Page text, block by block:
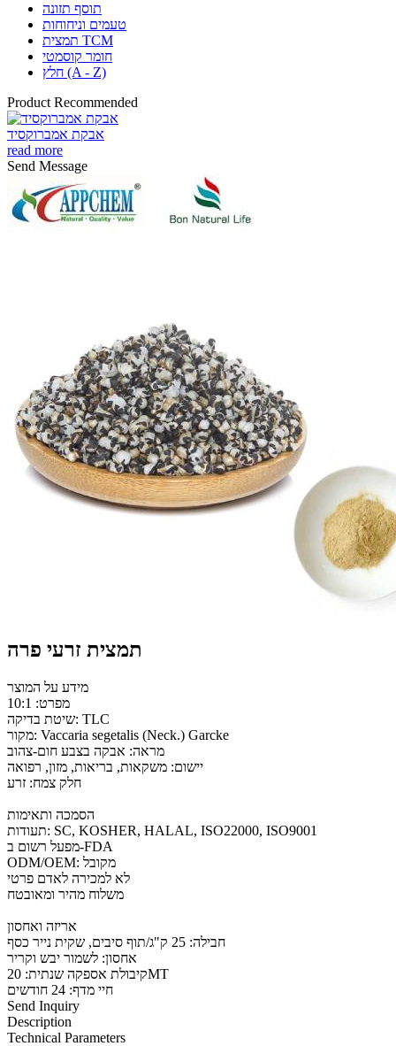
תוסף תזונה
טעמים וניחוחות
תמצית TCM
חומר קוסמטי
חלץ (A - Z)
Product Recommended
אבקת אמברוקסיד
read more
Send Message
תמצית זרעי פרה
מידע על המוצר
מפרט: 10:1
שיטת בדיקה: TLC
מקור: Vaccaria segetalis (Neck.) Garcke
מראה: אבקה בצבע חום-צהוב
יישום: משקאות, בריאות, מזון, רפואה
חלק צמח: זרע
הסמכה ותאימות
תעודות: SC, KOSHER, HALAL, ISO22000, ISO9001
מפעל רשום ב-FDA
ODM/OEM: מקובל
לא למכירה לאדם פרטי
משלוח מהיר ומאובטח
אריזה ואחסון
חבילה: 25 ק"ג/תוף סיבים, שקית נייר כסף
אחסון: לשמור יבש וקריר
קיבולת אספקה ​​שנתית: 20MT
חיי מדף: 24 חודשים
Send Inquiry
Description
Technical Parameters